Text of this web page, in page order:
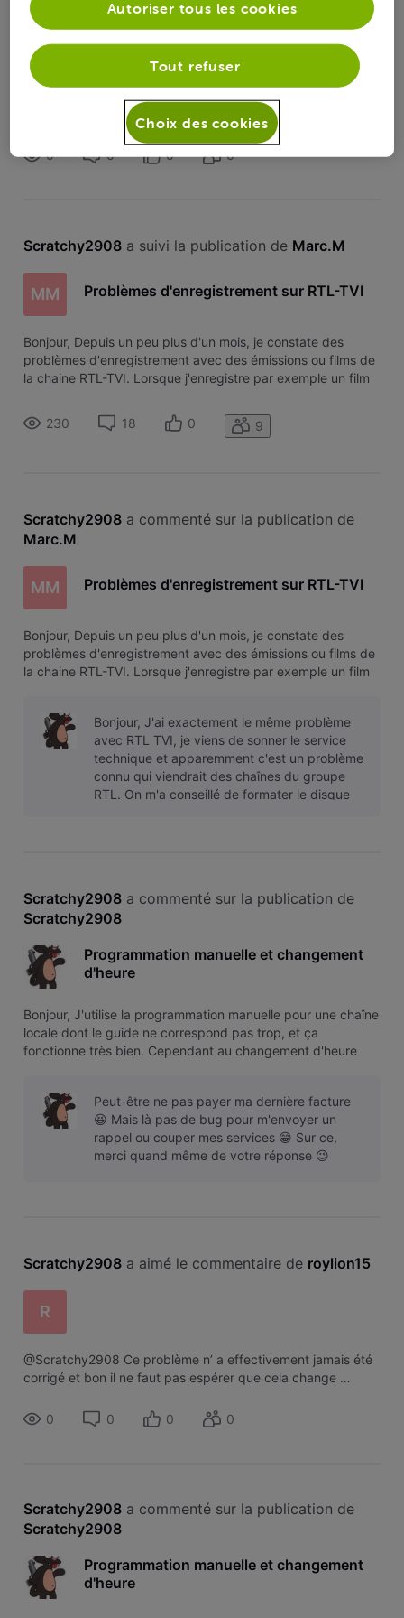
MM
Merci, je trouvais bizarre d'être le seul à m'en plaindre. Ca
m'évitera au moins de formater mon disque dur pour rien...
0 0 0 0
Scratchy2908 a suivi la publication de Marc.M
MM Problèmes d'enregistrement sur RTL-TVI
Bonjour, Depuis un peu plus d'un mois, je constate des
problèmes d'enregistrement avec des émissions ou films de
la chaine RTL-TVI. Lorsque j'enregistre par exemple un film
lancer la lecture, tout semble normale, ça m'affiche par
exemple que
230 18 0 9
Scratchy2908 a commenté sur la publication de
Marc.M
MM Problèmes d'enregistrement sur RTL-TVI
Bonjour, Depuis un peu plus d'un mois, je constate des
problèmes d'enregistrement avec des émissions ou films de
la chaine RTL-TVI. Lorsque j'enregistre par exemple un film
exemple queBonjour, J'ai exactement le même problème
avec RTL TVI, je viens de sonner le service
technique et apparemment c'est un problème
connu qui viendrait des chaînes du groupe
RTL. On m'a conseillé de formater le disque
Scratchy2908 a commenté sur la publication de
Scratchy2908
Programmation manuelle et changement
d'heure
Bonjour, J'utilise la programmation manuelle pour une chaîne
locale dont le guide ne correspond pas trop, et ça
fonctionne très bien. Cependant au changement d'heure
est toujours lPeut-être ne pas payer ma dernière facture
😆 Mais là pas de bug pour m'envoyer un
rappel ou couper mes services 😁 Sur ce,
merci quand même de votre réponse 😉
Scratchy2908 a aimé le commentaire de roylion15
R
@Scratchy2908 Ce problème n’ a effectivement jamais été
corrigé et bon il ne faut pas espérer que cela change …
0 0 0 0
Scratchy2908 a commenté sur la publication de
Scratchy2908
Programmation manuelle et changement
d'heure
Tout refuser
Autoriser tous les cookies
Choix des cookies